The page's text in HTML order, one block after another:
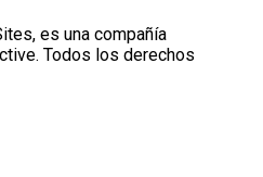
es una compañía
Todos los derechos